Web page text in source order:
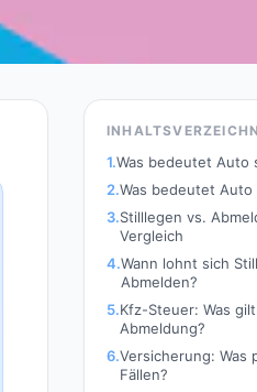
1.Was bedeutet Auto
2.Was bedeutet Auto
3.Stilllegen vs.
Vergleich
4.Wann lohnt sich
Abmelden?
5.Kfz-Steuer: Was
Abmeldung?
6.Versicherung: Was
Fällen?